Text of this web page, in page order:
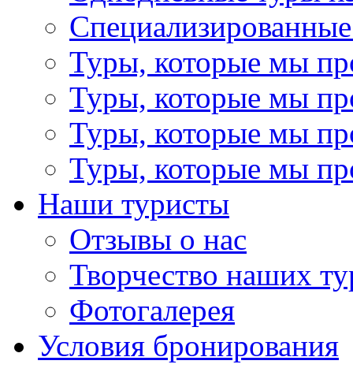
Туры, которые мы
Туры, которые мы
Туры, которые мы
Туры, которые мы
Наши туристы
Отзывы о нас
Творчество наших
Фотогалерея
Условия бронирования